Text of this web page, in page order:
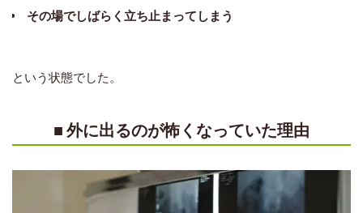
その場でしばらく立ち止まってしまう
という状態でした。
■ 外に出るのが怖くなっていた理由